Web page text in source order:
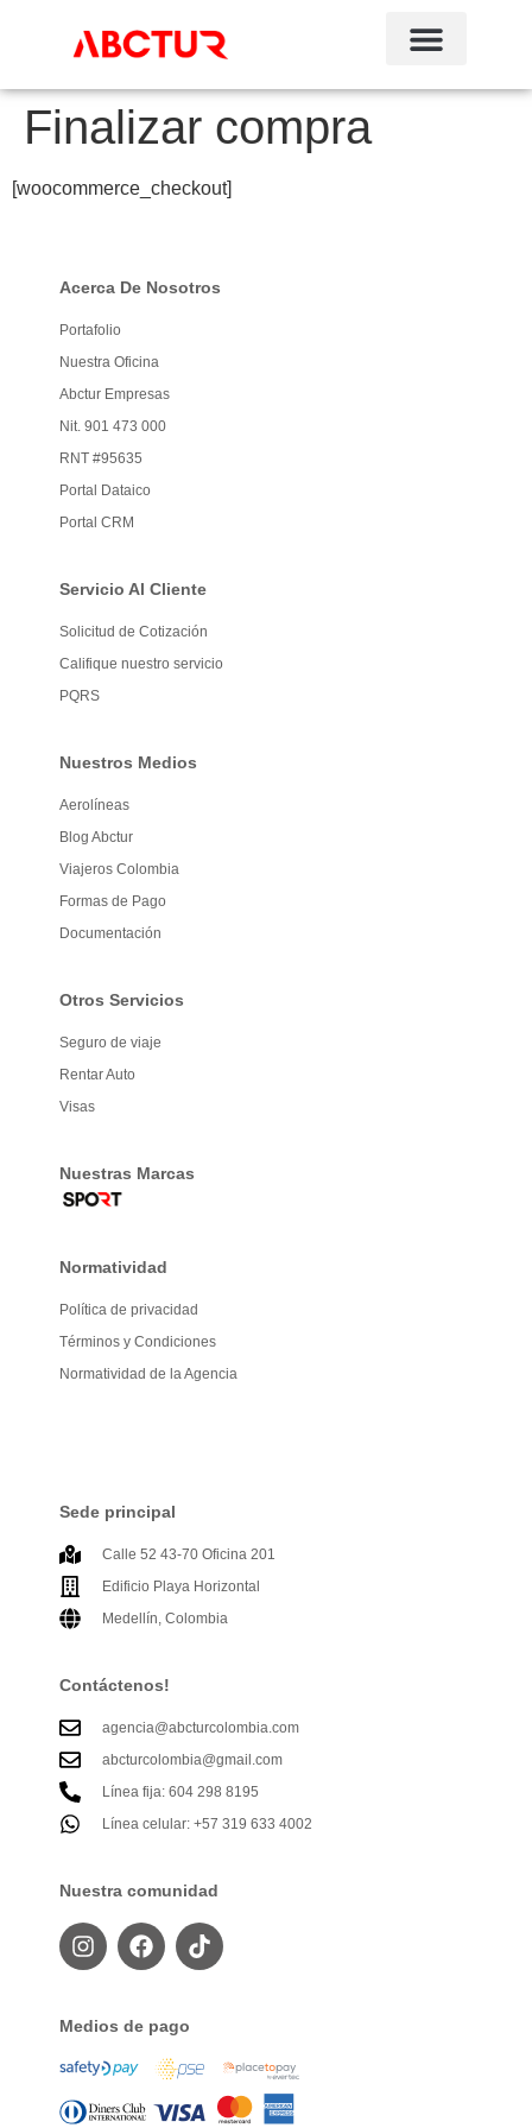
Finalizar compra
[woocommerce_checkout]
Acerca De Nosotros
Portafolio
Nuestra Oficina
Abctur Empresas
Nit. 901 473 000
RNT #95635
Portal Dataico
Portal CRM
Servicio Al Cliente
Solicitud de Cotización
Califique nuestro servicio
PQRS
Nuestros Medios
Aerolíneas
Blog Abctur
Viajeros Colombia
Formas de Pago
Documentación
Otros Servicios
Seguro de viaje
Rentar Auto
Visas
Nuestras Marcas
Normatividad
Política de privacidad
Términos y Condiciones
Normatividad de la Agencia
Sede principal
Calle 52 43-70 Oficina 201
Edificio Playa Horizontal
Medellín, Colombia
Contáctenos!
agencia@abcturcolombia.com
abcturcolombia@gmail.com
Línea fija: 604 298 8195
Línea celular: +57 319 633 4002
Nuestra comunidad
Medios de pago